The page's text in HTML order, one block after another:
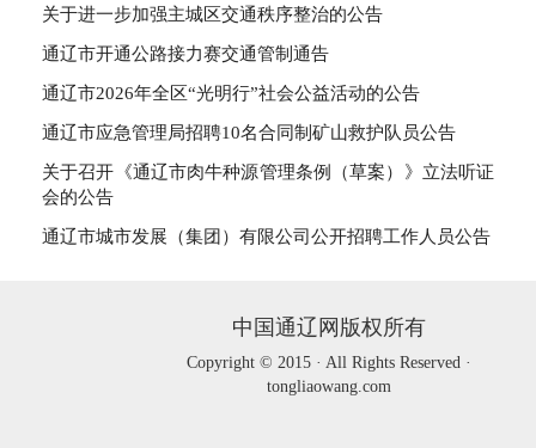
关于进一步加强主城区交通秩序整治的公告
通辽市开通公路接力赛交通管制通告
通辽市2026年全区“光明行”社会公益活动的公告
通辽市应急管理局招聘10名合同制矿山救护队员公告
关于召开《通辽市肉牛种源管理条例（草案）》立法听证
会的公告
通辽市城市发展（集团）有限公司公开招聘工作人员公告
中国通辽网版权所有
Copyright © 2015 · All Rights Reserved ·
tongliaowang.com